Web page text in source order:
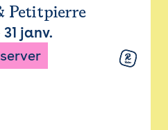
Petitpierre
31 janv.